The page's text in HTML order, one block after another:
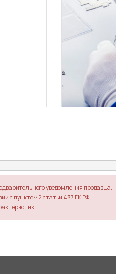
уведомления продавца.
с пунктом 2 статьи 437 ГК РФ.